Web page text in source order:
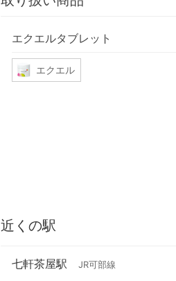
エクエルタブレット
エクエル
近くの駅
七軒茶屋駅 JR可部線